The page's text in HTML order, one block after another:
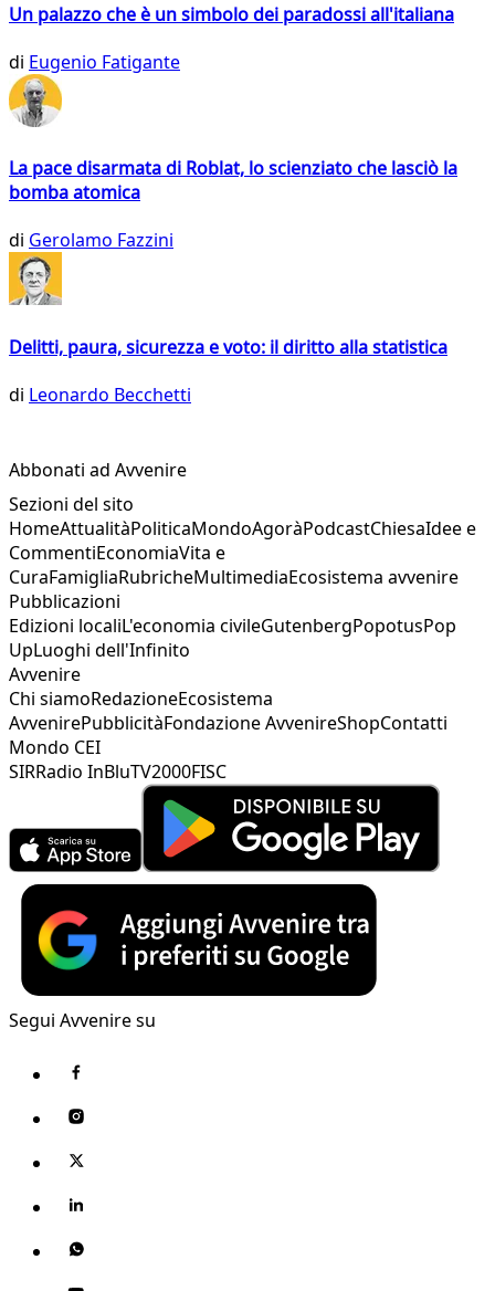
Un palazzo che è un simbolo dei paradossi all'italiana
di Eugenio Fatigante
La pace disarmata di Roblat, lo scienziato che lasciò la
bomba atomica
di Gerolamo Fazzini
Delitti, paura, sicurezza e voto: il diritto alla statistica
di Leonardo Becchetti
Abbonati ad Avvenire
Sezioni del sito
HomeAttualitàPoliticaMondoAgoràPodcastChiesaIdee e
CommentiEconomiaVita e
CuraFamigliaRubricheMultimediaEcosistema avvenire
Pubblicazioni
Edizioni localiL'economia civileGutenbergPopotusPop
UpLuoghi dell'Infinito
Avvenire
Chi siamoRedazioneEcosistema
AvvenirePubblicitàFondazione AvvenireShopContatti
Mondo CEI
SIRRadio InBluTV2000FISC
Segui Avvenire su